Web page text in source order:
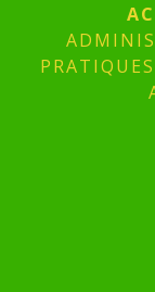
PRATIQUES